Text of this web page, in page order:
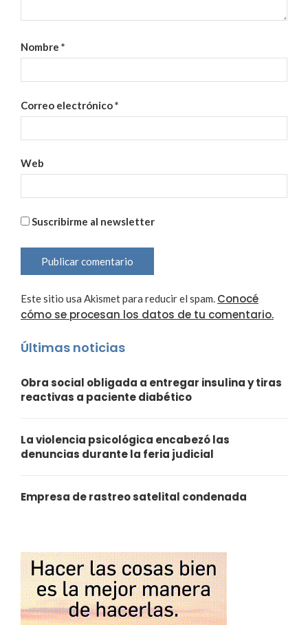
Nombre *
Correo electrónico*
Web
Suscribirme al newsletter
Este sitio usa Akismet para reducir el spam. Conocé
cómo se procesan los datos de tu comentario.
Últimas noticias
Obra social obligada a entregar insulina y tiras
reactivas a paciente diabético
La violencia psicológica encabezó las
denuncias durante la feria judicial
Empresa de rastreo satelital condenada